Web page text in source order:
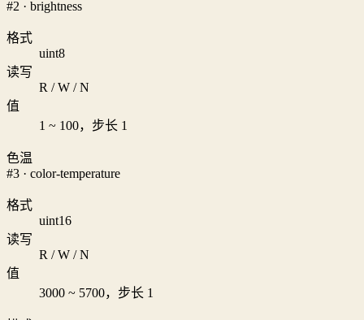
#2 · brightness
格式
uint8
读写
R / W / N
值
1 ~ 100，步长 1
色温
#3 · color-temperature
格式
uint16
读写
R / W / N
值
3000 ~ 5700，步长 1